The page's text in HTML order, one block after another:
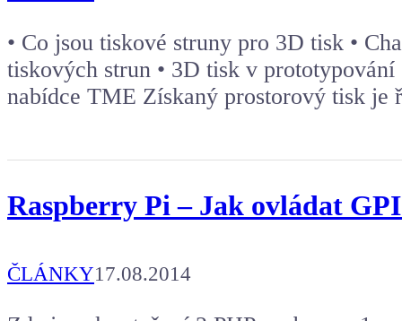
• Co jsou tiskové struny pro 3D tisk •
tiskových strun • 3D tisk v
nabídce TME Získaný prostorový tisk
Raspberry Pi – Jak ovládat
ČLÁNKY17.08.2014